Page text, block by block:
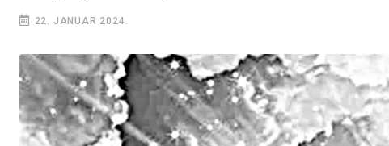
22. JANUAR 2024.